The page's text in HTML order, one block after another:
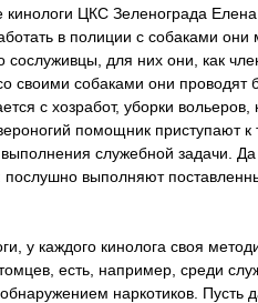
кинологи ЦКС Зеленограда
в полиции с собаками они
сослуживцы, для них они, как
своими собаками они
с хозработ, уборки
помощник приступают
служебной задачи. Да
выполняют
у каждого кинолога своя
есть, например, среди
наркотиков. Пусть